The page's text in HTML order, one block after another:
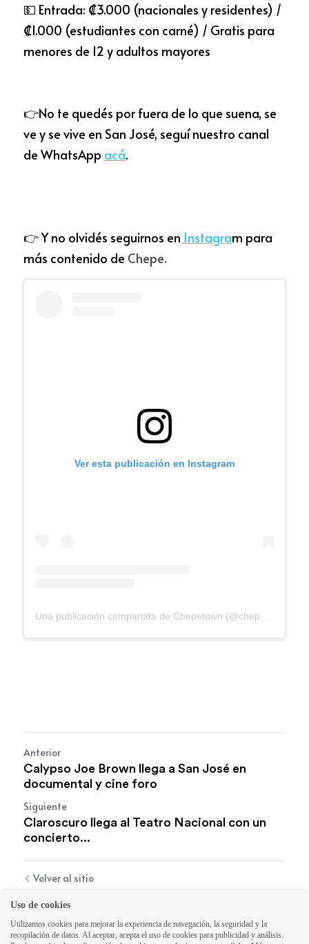
💵 Entrada: ₡3.000 (nacionales y residentes) /
₡1.000 (estudiantes con carné) / Gratis para
menores de 12 y adultos mayores
👉No te quedés por fuera de lo que suena, se
ve y se vive en San José, seguí nuestro canal
de WhatsApp acá.
👉 Y no olvidés seguirnos en Instagram para
más contenido de Chepe.
Ver esta publicación en Instagram
Una publicación compartida de Chepetown (@chepetown)
Anterior
Calypso Joe Brown llega a San José en
documental y cine foro
Siguiente
Claroscuro llega al Teatro Nacional con un
concierto...
Volver al sitio
Uso de cookies
Utilizamos cookies para mejorar la experiencia de navegación, la seguridad y la
recopilación de datos. Al aceptar, acepta el uso de cookies para publicidad y análisis.